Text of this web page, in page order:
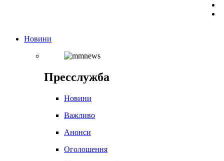
Новини
Пресслужба
Новини
Важливо
Анонси
Оголошення